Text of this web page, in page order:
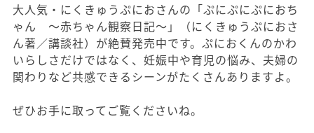
大人気・にくきゅうぷにおさんの「ぷにぷにぷにおち
ゃん ～赤ちゃん観察日記～」（にくきゅうぷにおさ
ん著／講談社）が絶賛発売中です。ぷにおくんのかわ
いらしさだけではなく、妊娠中や育児の悩み、夫婦の
関わりなど共感できるシーンがたくさんありますよ。
ぜひお手に取ってご覧くださいね。